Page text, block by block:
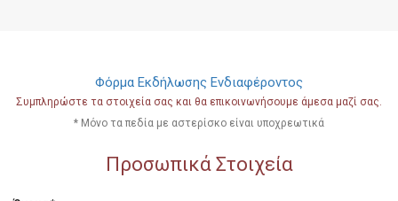
* Μόνο τα πεδία με αστερίσκο είναι υποχρεωτικά
Προσωπικά Στοιχεία